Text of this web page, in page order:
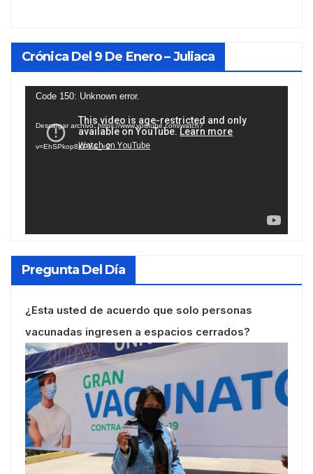
Crónica Del 9 De Enero – Juliaca
Reproductor
vídeo
Code 150: Unknown error.
Descargar archivo: https://www.youtube.com/watch?
v=EhSPkop8KPY&_=2
Pregunta Del Día
¿Esta usted de acuerdo que solo personas
vacunadas ingresen a espacios cerrados?